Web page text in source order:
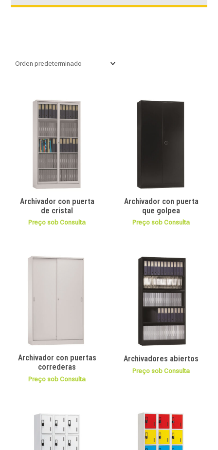
Archivador con puerta
de cristal
Preço sob Consulta
Archivador con puerta
que golpea
Preço sob Consulta
Archivador con puertas
correderas
Preço sob Consulta
Archivadores abiertos
Preço sob Consulta